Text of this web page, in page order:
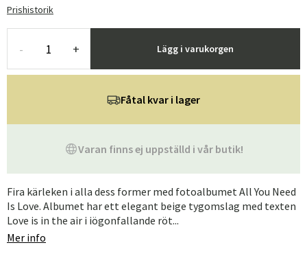
Prishistorik
- + Lägg i varukorgen
Varan finns ej uppställd i vår butik!
Fåtal kvar i lager
Fira kärleken i alla dess former med fotoalbumet All You Need
Is Love. Albumet har ett elegant beige tygomslag med texten
Love is in the air i iögonfallande röt...
Mer info